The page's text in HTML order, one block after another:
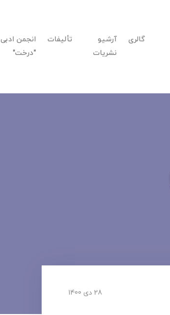
گالری
آرشیو
نشریات
تألیفات
انجمن ادبی
"درخت"
28 دی 1400